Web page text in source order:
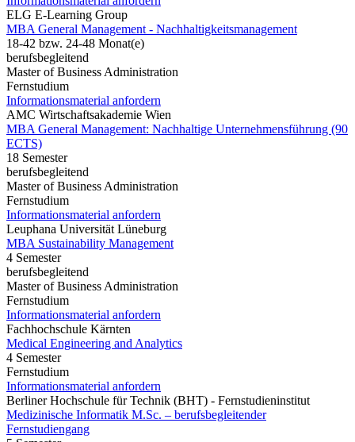
ELG E-Learning Group
MBA General Management - Nachhaltigkeitsmanagement
18-42 bzw. 24-48 Monat(e)
berufsbegleitend
Master of Business Administration
Fernstudium
Informationsmaterial anfordern
AMC Wirtschaftsakademie Wien
MBA General Management: Nachhaltige Unternehmensführung (90
ECTS)
18 Semester
berufsbegleitend
Master of Business Administration
Fernstudium
Informationsmaterial anfordern
Leuphana Universität Lüneburg
MBA Sustainability Management
4 Semester
berufsbegleitend
Master of Business Administration
Fernstudium
Informationsmaterial anfordern
Fachhochschule Kärnten
Medical Engineering and Analytics
4 Semester
Fernstudium
Informationsmaterial anfordern
Berliner Hochschule für Technik (BHT) - Fernstudieninstitut
Medizinische Informatik M.Sc. – berufsbegleitender
Fernstudiengang